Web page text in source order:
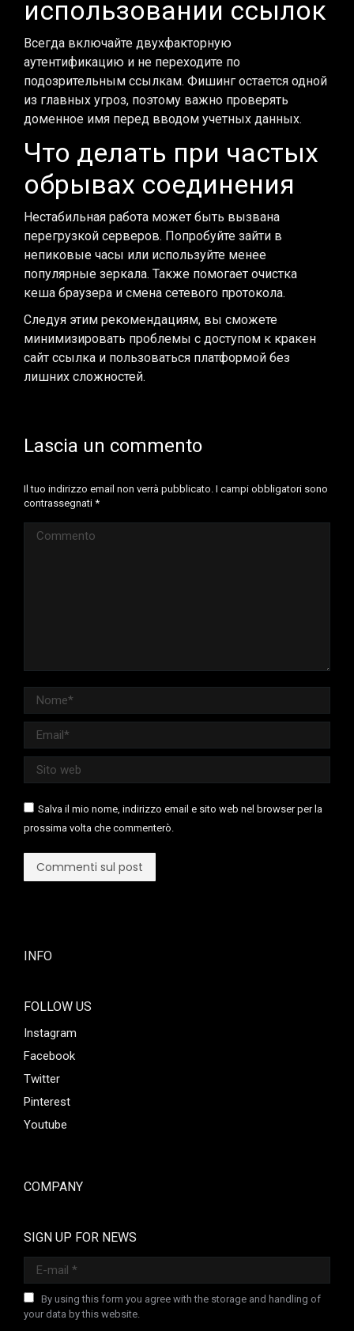
использовании ссылок
Всегда включайте двухфакторную
аутентификацию и не переходите по
подозрительным ссылкам. Фишинг остается одной
из главных угроз, поэтому важно проверять
доменное имя перед вводом учетных данных.
Что делать при частых
обрывах соединения
Нестабильная работа может быть вызвана
перегрузкой серверов. Попробуйте зайти в
непиковые часы или используйте менее
популярные зеркала. Также помогает очистка
кеша браузера и смена сетевого протокола.
Следуя этим рекомендациям, вы сможете
минимизировать проблемы с доступом к кракен
сайт ссылка и пользоваться платформой без
лишних сложностей.
Lascia un commento
Il tuo indirizzo email non verrà pubblicato. I campi obbligatori sono
contrassegnati *
Commento
Nome *
Email *
Sito web
Salva il mio nome, indirizzo email e sito web nel browser per la
prossima volta che commenterò.
Commenti sul post
INFO
FOLLOW US
Instagram
Facebook
Twitter
Pinterest
Youtube
COMPANY
SIGN UP FOR NEWS
E-mail *
By using this form you agree with the storage and handling of
your data by this website.